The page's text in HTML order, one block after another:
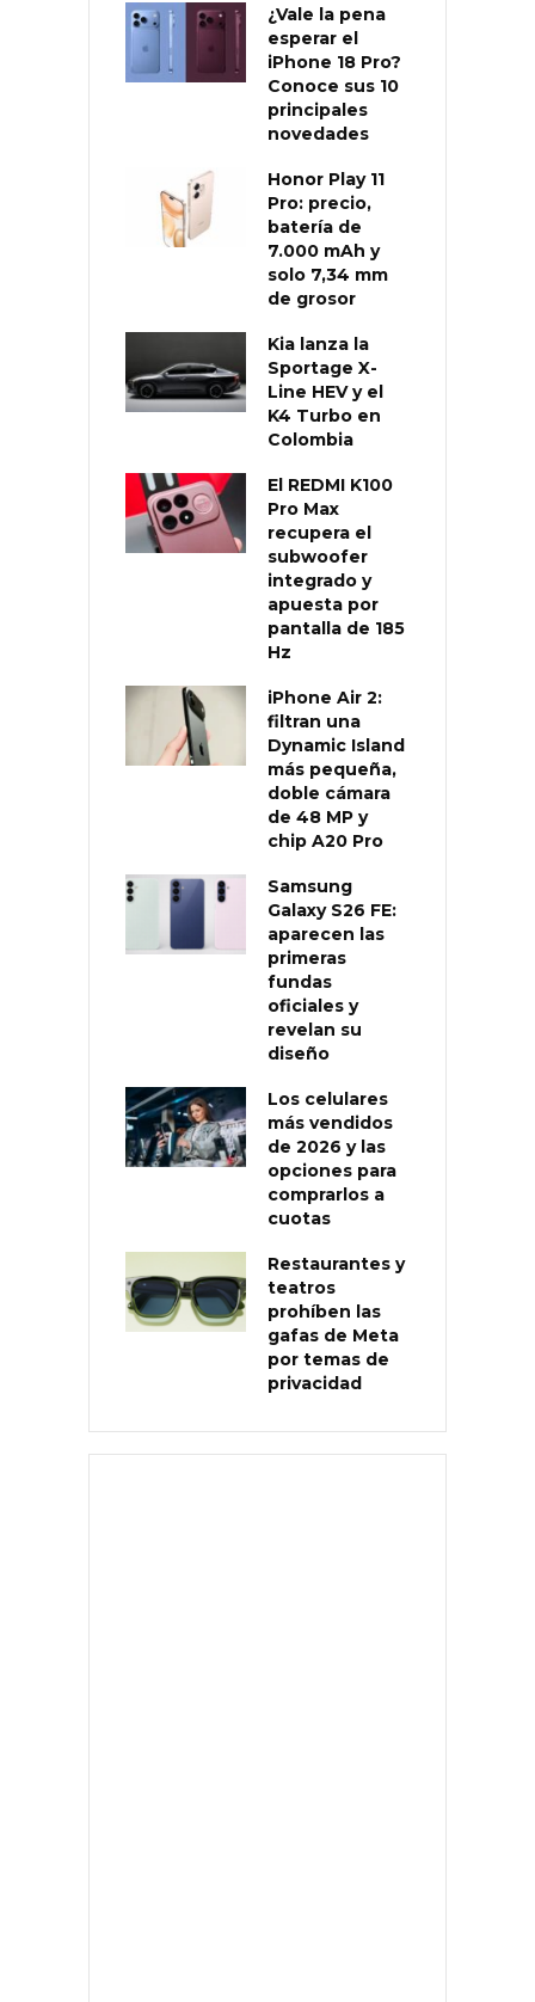
¿Vale la pena
esperar el
iPhone 18 Pro?
Conoce sus 10
principales
novedades
Honor Play 11
Pro: precio,
batería de
7.000 mAh y
solo 7,34 mm
de grosor
Kia lanza la
Sportage X-
Line HEV y el
K4 Turbo en
Colombia
El REDMI K100
Pro Max
recupera el
subwoofer
integrado y
apuesta por
pantalla de 185
Hz
iPhone Air 2:
filtran una
Dynamic Island
más pequeña,
doble cámara
de 48 MP y
chip A20 Pro
Samsung
Galaxy S26 FE:
aparecen las
primeras
fundas
oficiales y
revelan su
diseño
Los celulares
más vendidos
de 2026 y las
opciones para
comprarlos a
cuotas
Restaurantes y
teatros
prohíben las
gafas de Meta
por temas de
privacidad